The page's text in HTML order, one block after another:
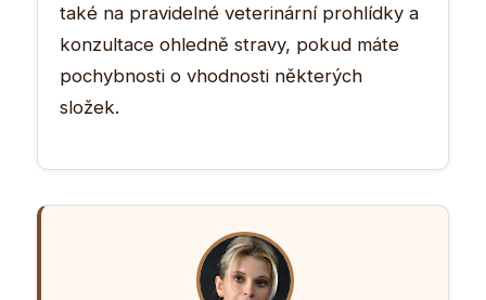
také na pravidelné veterinární prohlídky a
konzultace ohledně stravy, pokud máte
pochybnosti o vhodnosti některých
složek.